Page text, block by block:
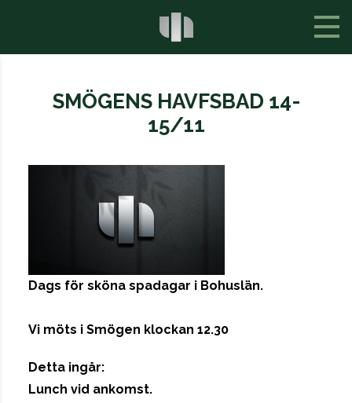
SMÖGENS HAVFSBAD 14-
15/11
Dags för sköna spadagar i Bohuslän.
Vi möts i Smögen klockan 12.30
Detta ingår:
Lunch vid ankomst.